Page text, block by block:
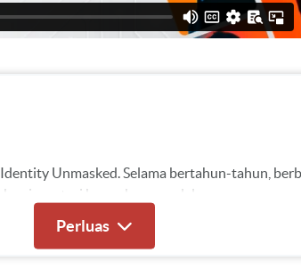
Unmasked. Selama bertahun-tahun,
investasi besar-besaran dalam program
persyaratan regulasi. Namun,
Perluas